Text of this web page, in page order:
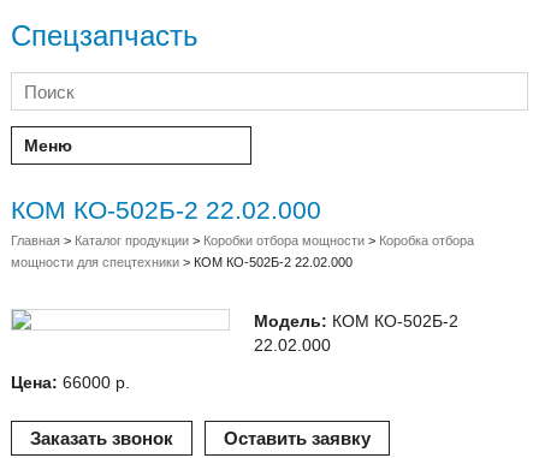
Спецзапчасть
Меню
КОМ КО-502Б-2 22.02.000
Главная> Каталог продукции> Коробки отбора мощности> Коробка отбора
мощности для спецтехники> КОМ КО-502Б-2 22.02.000
Модель: КОМ КО-502Б-2
22.02.000
Цена: 66000 р.
Заказать звонок Оставить заявку